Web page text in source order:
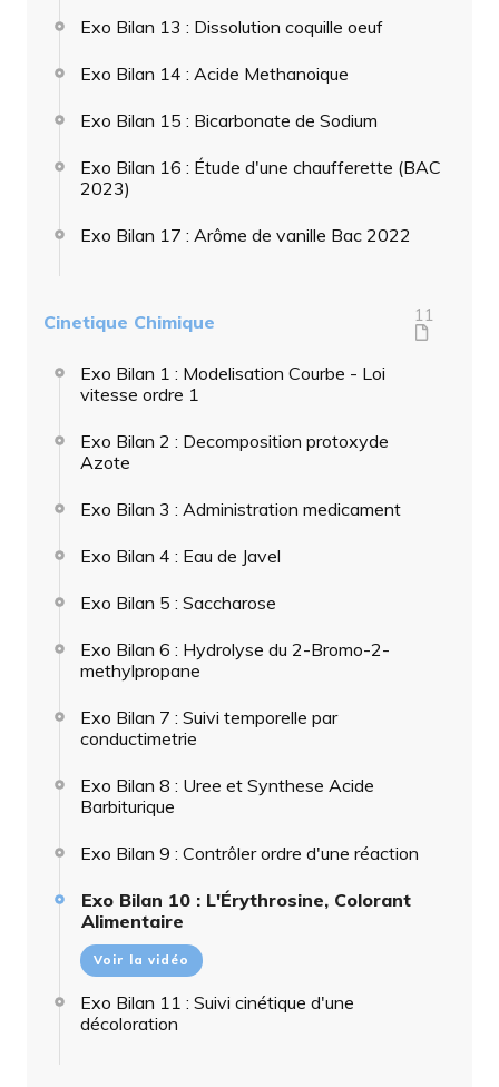
Exo Bilan 13 : Dissolution coquille oeuf
Exo Bilan 14 : Acide Methanoique
Exo Bilan 15 : Bicarbonate de Sodium
Exo Bilan 16 : Étude d'une chaufferette (BAC
2023)
Exo Bilan 17 : Arôme de vanille Bac 2022
Cinetique Chimique 11
Exo Bilan 1 : Modelisation Courbe - Loi
vitesse ordre 1
Exo Bilan 2 : Decomposition protoxyde
Azote
Exo Bilan 3 : Administration medicament
Exo Bilan 4 : Eau de Javel
Exo Bilan 5 : Saccharose
Exo Bilan 6 : Hydrolyse du 2-Bromo-2-
methylpropane
Exo Bilan 7 : Suivi temporelle par
conductimetrie
Exo Bilan 8 : Uree et Synthese Acide
Barbiturique
Exo Bilan 9 : Contrôler ordre d'une réaction
Exo Bilan 10 : L'Érythrosine, Colorant
Alimentaire
Voir la vidéo
Exo Bilan 11 : Suivi cinétique d'une
décoloration